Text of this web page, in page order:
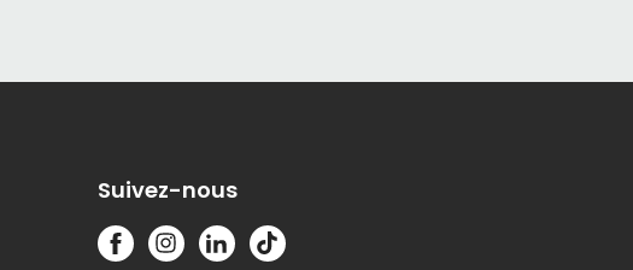
Suivez-nous